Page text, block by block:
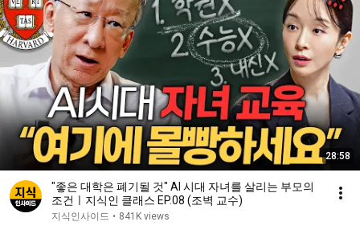
28:58
"좋은 대학은 폐기될 것" AI 시대 자녀를 살리는 부모의
조건ㅣ지식인 클래스 EP.08 (조벽 교수)
지식인사이드 • 841K views